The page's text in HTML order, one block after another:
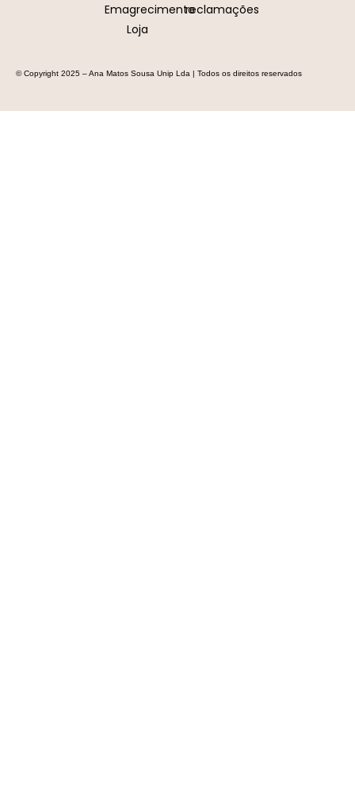
Emagrecimento
Loja
reclamações
© Copyright 2025 – Ana Matos Sousa Unip Lda | Todos os direitos reservados